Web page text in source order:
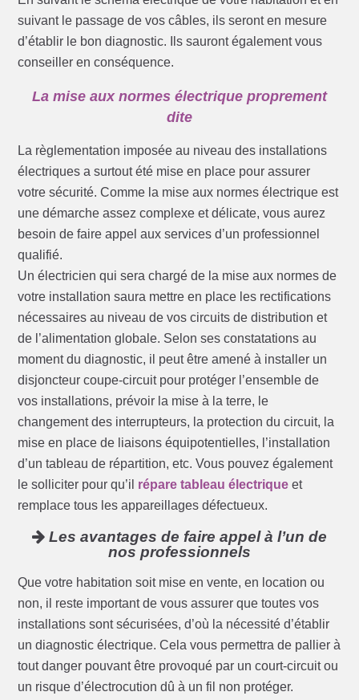
suivant le passage de vos câbles, ils seront en mesure
d’établir le bon diagnostic. Ils sauront également vous
conseiller en conséquence.
La mise aux normes électrique proprement
dite
La règlementation imposée au niveau des installations
électriques a surtout été mise en place pour assurer
votre sécurité. Comme la mise aux normes électrique est
une démarche assez complexe et délicate, vous aurez
besoin de faire appel aux services d’un professionnel
qualifié.
Un électricien qui sera chargé de la mise aux normes de
votre installation saura mettre en place les rectifications
nécessaires au niveau de vos circuits de distribution et
de l’alimentation globale. Selon ses constatations au
moment du diagnostic, il peut être amené à installer un
disjoncteur coupe-circuit pour protéger l’ensemble de
vos installations, prévoir la mise à la terre, le
changement des interrupteurs, la protection du circuit, la
mise en place de liaisons équipotentielles, l’installation
d’un tableau de répartition, etc. Vous pouvez également
le solliciter pour qu’il répare tableau électrique et
remplace tous les appareillages défectueux.
Les avantages de faire appel à l’un de
nos professionnels
Que votre habitation soit mise en vente, en location ou
non, il reste important de vous assurer que toutes vos
installations sont sécurisées, d’où la nécessité d’établir
un diagnostic électrique. Cela vous permettra de pallier à
tout danger pouvant être provoqué par un court-circuit ou
un risque d’électrocution dû à un fil non protéger.